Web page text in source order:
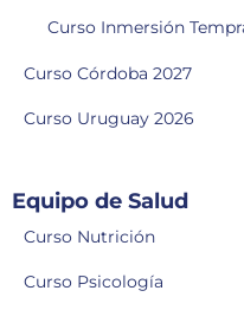
Curso Inmersión
Curso Córdoba 2027
Curso Uruguay 2026
Equipo de Salud
Curso Nutrición
Curso Psicología